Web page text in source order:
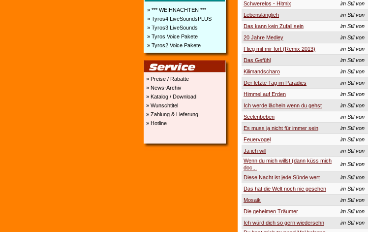
» *** WEIHNACHTEN ***
» Tyros4 LiveSoundsPLUS
» Tyros3 LiveSounds
» Tyros Voice Pakete
» Tyros2 Voice Pakete
» Preise / Rabatte
» News-Archiv
» Katalog / Download
» Wunschtitel
» Zahlung & Lieferung
» Hotline
Schwerelos - Hitmix
im Stil von
Lebenslänglich
im Stil von
Das kann kein Zufall sein
im Stil von
20 Jahre Medley
im Stil von
Flieg mit mir fort (Remix 2013)
im Stil von
Das Gefühl
im Stil von
Kilimandscharo
im Stil von
Der letzte Tag im Paradies
im Stil von
Himmel auf Erden
im Stil von
Ich werde lächeln wenn du gehst
im Stil von
Seelenbeben
im Stil von
Es muss ja nicht für immer sein
im Stil von
Feuervogel
im Stil von
Ja ich will
im Stil von
Wenn du mich willst (dann küss mich
doc...
im Stil von
Diese Nacht ist jede Sünde wert im Stil von
Das hat die Welt noch nie gesehen
im Stil von
Mosaik
im Stil von
Die geheimen Träumer
im Stil von
Ich würd dich so gern wiedersehn
im Stil von